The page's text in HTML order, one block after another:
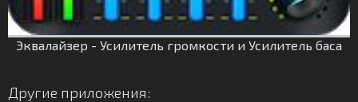
Эквалайзер - Усилитель громкости и Усилитель баса
Другие приложения: